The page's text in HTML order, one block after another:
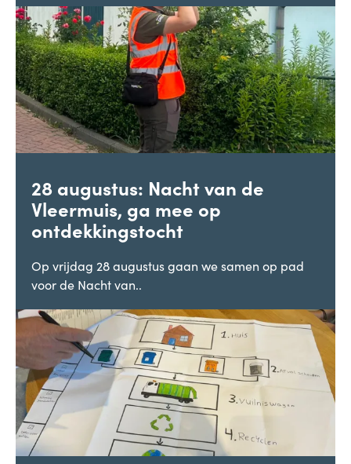
28 augustus: Nacht van de
Vleermuis, ga mee op
ontdekkingstocht
Op vrijdag 28 augustus gaan we samen op pad
voor de Nacht van..